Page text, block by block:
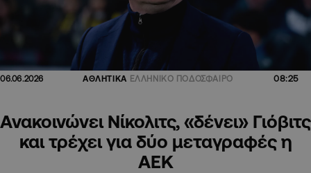
06.06.2026 ΑΘΛΗΤΙΚΑ ΕΛΛΗΝΙΚΟ ΠΟΔΟΣΦΑΙΡΟ 08:25
Ανακοινώνει Νίκολιτς, «δένει» Γιόβιτς
και τρέχει για δύο μεταγραφές η
ΑΕΚ